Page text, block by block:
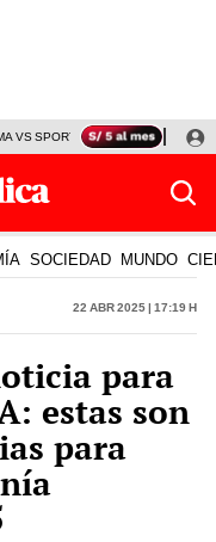
VS SPORT BOYS JORGE
SOCIEDAD MUNDO
22 Abr 2025 | 17:19 h
para
estas son
para